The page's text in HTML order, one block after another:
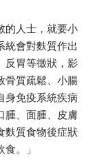
的人士，就要小
統會對麩質作出
反胃等徵狀，影
骨質疏鬆、小腸
身免疫系統疾病
腫、面腫、皮膚
麩質食物後症狀
。」